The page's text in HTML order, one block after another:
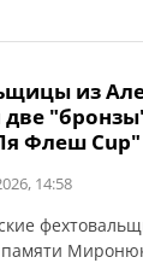
из
две
Флеш
14:58
памяти